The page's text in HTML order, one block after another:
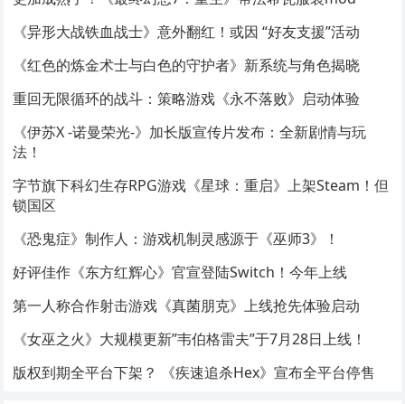
《异形大战铁血战士》意外翻红！或因 “好友支援”活动
《红色的炼金术士与白色的守护者》新系统与角色揭晓
重回无限循环的战斗：策略游戏《永不落败》启动体验
《伊苏X -诺曼荣光-》加长版宣传片发布：全新剧情与玩
法！
字节旗下科幻生存RPG游戏《星球：重启》上架Steam！但
锁国区
《恐鬼症》制作人：游戏机制灵感源于《巫师3》！
好评佳作《东方红辉心》官宣登陆Switch！今年上线
第一人称合作射击游戏《真菌朋克》上线抢先体验启动
《女巫之火》大规模更新”韦伯格雷夫”于7月28日上线！
版权到期全平台下架？ 《疾速追杀Hex》宣布全平台停售